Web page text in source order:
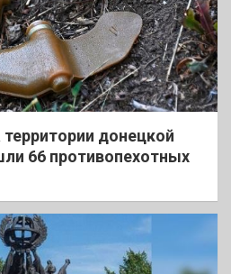
донецкой
66 противопехотных